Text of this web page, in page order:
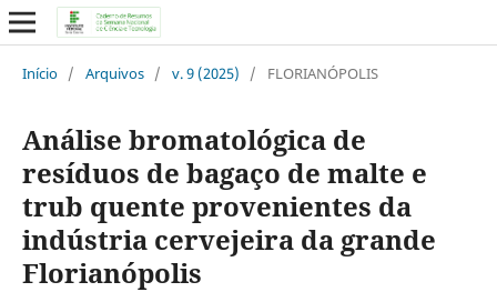
Início / Arquivos / v. 9 (2025) / FLORIANÓPOLIS
Análise bromatológica de
resíduos de bagaço de malte e
trub quente provenientes da
indústria cervejeira da grande
Florianópolis